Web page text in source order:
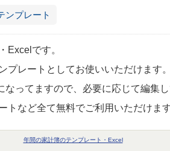
ンプレート
Excelです。
プレートとしてお使いいただけます。
ってますので、必要に応じて編集し
トなど全て無料でご利用いただけます
年間の家計簿のテンプレート・Excel